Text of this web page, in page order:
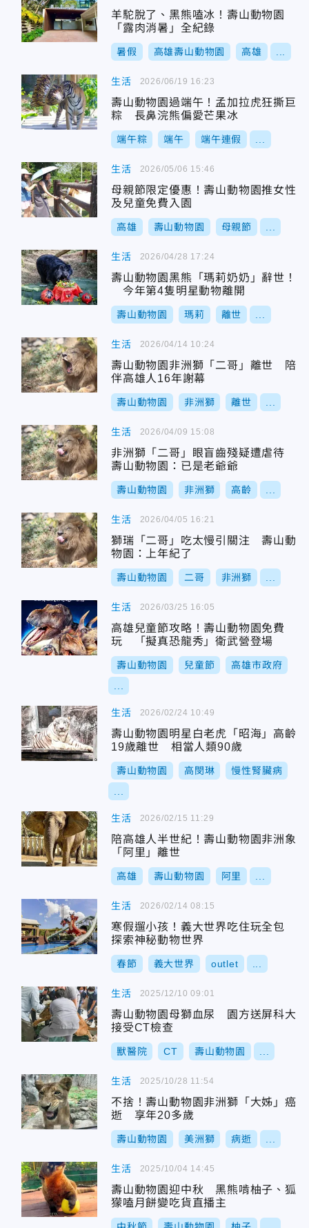
羊駝脫了、黑熊嗑冰！壽山動物園
「露肉消暑」全紀錄
暑假 高雄壽山動物園 高雄
生活
壽山動物園過端午！孟加拉虎狂撕巨
粽 長鼻浣熊偏愛芒果冰
端午粽 端午 端午連假
2026/06/19 16:23
生活
母親節限定優惠！壽山動物園推女性
及兒童免費入園
高雄 壽山動物園 母親節
2026/05/06 15:46
生活
壽山動物園黑熊「瑪莉奶奶」辭世！
今年第4隻明星動物離開
壽山動物園 瑪莉 離世
2026/04/28 17:24
生活
壽山動物園非洲獅「二哥」離世 陪
伴高雄人16年謝幕
壽山動物園 非洲獅 離世
2026/04/14 10:24
生活
非洲獅「二哥」眼盲齒殘疑遭虐待
壽山動物園：已是老爺爺
壽山動物園 非洲獅 高齡
2026/04/09 15:08
生活
獅瑞「二哥」吃太慢引關注 壽山動
物園：上年紀了
壽山動物園 二哥 非洲獅
2026/04/05 16:21
生活
高雄兒童節攻略！壽山動物園免費
玩 「擬真恐龍秀」衛武營登場
壽山動物園 兒童節 高雄市政府
2026/03/25 16:05
生活
壽山動物園明星白老虎「昭海」高齡
19歲離世 相當人類90歲
壽山動物園 高閔琳 慢性腎臟病
2026/02/24 10:49
生活
陪高雄人半世紀！壽山動物園非洲象
「阿里」離世
高雄 壽山動物園 阿里
2026/02/15 11:29
生活
寒假遛小孩！義大世界吃住玩全包
探索神秘動物世界
春節 義大世界 outlet
2026/02/14 08:15
生活
壽山動物園母獅血尿 園方送屏科大
接受CT檢查
獸醫院 CT 壽山動物園
2025/12/10 09:01
生活
不捨！壽山動物園非洲獅「大姊」癌
逝 享年20多歲
壽山動物園 美洲獅 病逝
2025/10/28 11:54
生活
壽山動物園迎中秋 黑熊啃柚子、狐
獴嗑月餅變吃貨直播主
2025/10/04 14:45